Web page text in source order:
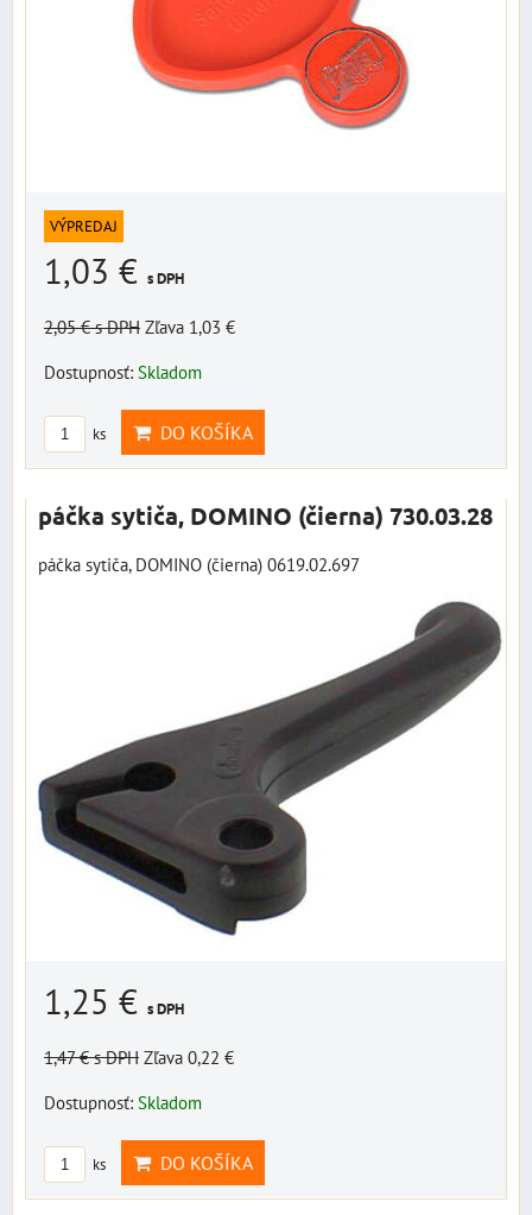
VÝPREDAJ
1,03 € s DPH
2,05 €s DPH Zľava 1,03 €
Dostupnosť: Skladom
ks DO KOŠÍKA
páčka sytiča, DOMINO (čierna) 730.03.28
páčka sytiča, DOMINO (čierna) 0619.02.697
1,25 € s DPH
1,47 €s DPH Zľava 0,22 €
Dostupnosť: Skladom
ks DO KOŠÍKA